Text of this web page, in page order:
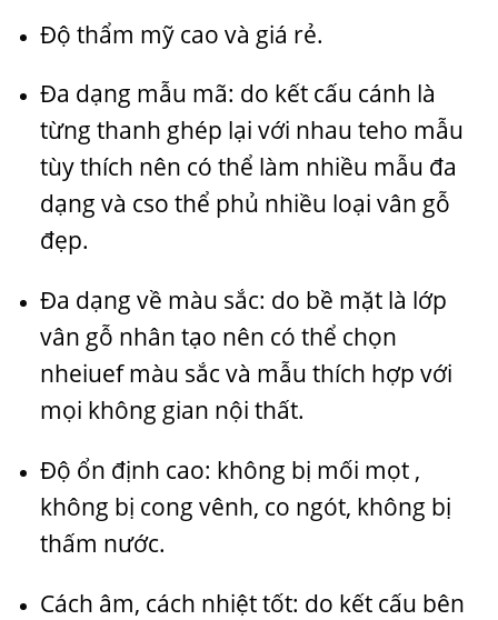
Độ thẩm mỹ cao và giá rẻ.
Đa dạng mẫu mã: do kết cấu cánh là
từng thanh ghép lại với nhau teho mẫu
tùy thích nên có thể làm nhiều mẫu đa
dạng và cso thể phủ nhiều loại vân gỗ
đẹp.
Đa dạng về màu sắc: do bề mặt là lớp
vân gỗ nhân tạo nên có thể chọn
nheiuef màu sắc và mẫu thích hợp với
mọi không gian nội thất.
Độ ổn định cao: không bị mối mọt ,
không bị cong vênh, co ngót, không bị
thấm nước.
Cách âm, cách nhiệt tốt: do kết cấu bên